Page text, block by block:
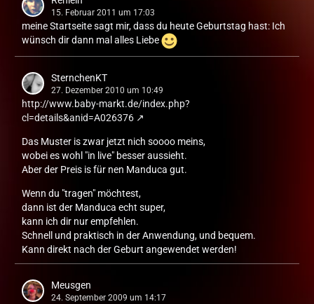
15. Februar 2011 um 17:03
meine Startseite sagt mir, dass du heute Geburtstag hast: Ich
wünsch dir dann mal alles Liebe
SternchenKT
27. Dezember 2010 um 10:49
http://www.baby-markt.de/index.php?
cl=details&anid=A026376
Das Muster is zwar jetzt nich soooo meins,
wobei es wohl "in live" besser aussieht.
Aber der Preis is für nen Manduca gut.
Wenn du "tragen" möchtest,
dann ist der Manduca echt super,
kann ich dir nur empfehlen.
Schnell und praktisch in der Anwendung, und bequem.
Kann direkt nach der Geburt angewendet werden!
Meusgen
24. September 2009 um 14:17